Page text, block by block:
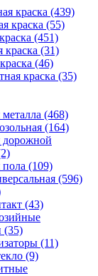
краска (439)
краска (55)
(451)
краска (31)
(46)
краска (35)
(468)
(164)
дорожной
(109)
(596)
(43)
(35)
(11)
(9)